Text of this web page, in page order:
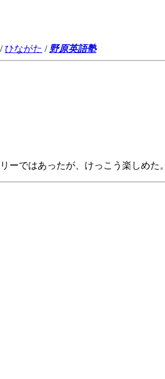
/ひながた /野原英語塾
ーではあったが、けっこう楽しめた。